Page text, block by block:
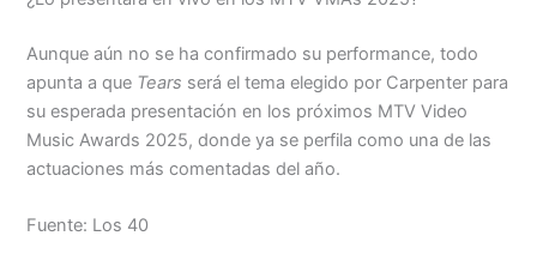
Aunque aún no se ha confirmado su performance, todo
apunta a que Tears será el tema elegido por Carpenter para
su esperada presentación en los próximos MTV Video
Music Awards 2025, donde ya se perfila como una de las
actuaciones más comentadas del año.
Fuente: Los 40